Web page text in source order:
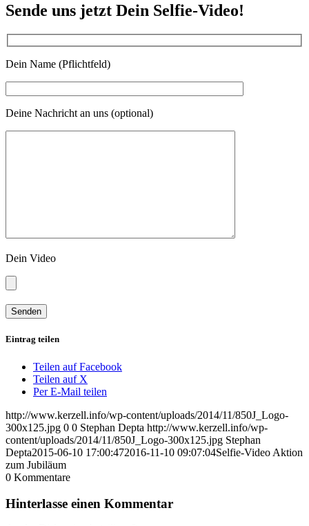
Sende uns jetzt Dein Selfie-Video!
Dein Name (Pflichtfeld)
Deine Nachricht an uns (optional)
Dein Video
Eintrag teilen
Teilen auf Facebook
Teilen auf X
Per E-Mail teilen
http://www.kerzell.info/wp-content/uploads/2014/11/850J_Logo-
300x125.jpg 0 0 Stephan Depta http://www.kerzell.info/wp-
content/uploads/2014/11/850J_Logo-300x125.jpg Stephan
Depta2015-06-10 17:00:472016-11-10 09:07:04Selfie-Video Aktion
zum Jubiläum
0 Kommentare
Hinterlasse einen Kommentar